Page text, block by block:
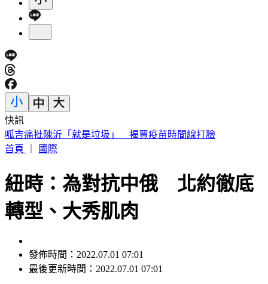
快訊
台股「這1檔」9/1正式下市 245名千張大戶最後倒數
首頁
國際
紐時：為對抗中俄 北約徹底
轉型、大秀肌肉
發佈時間：2022.07.01 07:01
最後更新時間：2022.07.01 07:01